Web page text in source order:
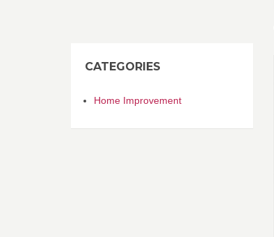
CATEGORIES
Home Improvement